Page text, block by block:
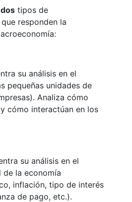
dos tipos de
responden la
su análisis en el
pequeñas unidades de
Analiza cómo
cómo interactúan en los
su análisis en el
la economía
inflación, tipo de interés
de pago, etc.).